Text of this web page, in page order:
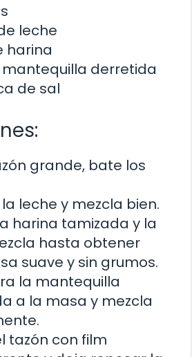
leche
harina
mantequilla derretida
de sal
grande, bate los
leche y mezcla bien.
harina tamizada y la
hasta obtener
suave y sin grumos.
la mantequilla
a la masa y mezcla
tazón con film